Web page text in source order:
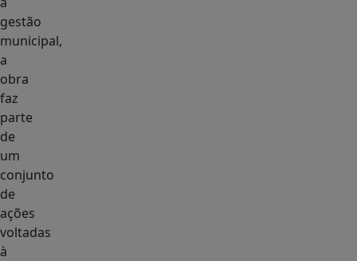
gestão
municipal,
a
obra
faz
parte
de
um
conjunto
de
ações
voltadas
à